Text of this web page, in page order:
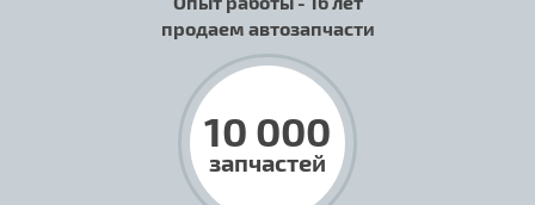
продаем автозапчасти
10 000
запчастей